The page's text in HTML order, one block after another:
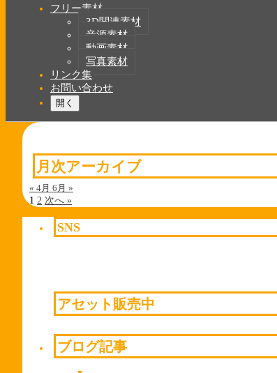
フリー素材
3D関連素材
音源素材
動画素材
写真素材
リンク集
お問い合わせ
開く
月次アーカイブ
« 4月 6月 »
1 2 次へ »
SNS
アセット販売中
ブログ記事